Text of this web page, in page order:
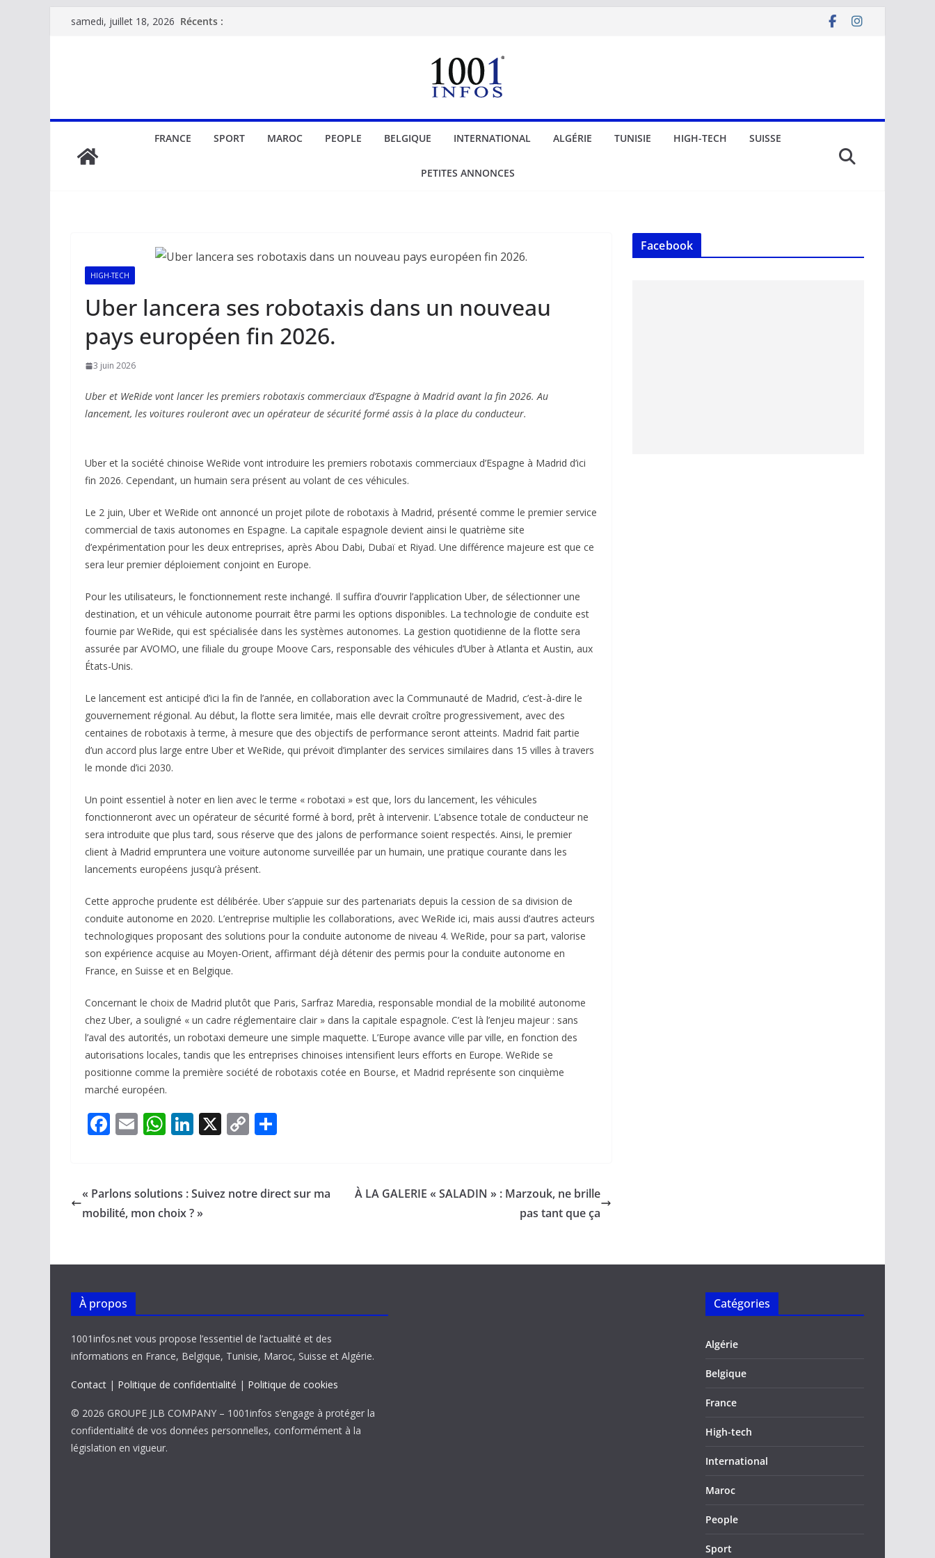
Passersamedi, juillet 18, 2026 Récents :
FRANCE SPORT MAROC PEOPLE BELGIQUE INTERNATIONAL ALGÉRIE TUNISIE HIGH-TECH SUISSE
PETITES ANNONCES
HIGH-TECH
Uber lancera ses robotaxis dans un nouveau
pays européen fin 2026.
3 juin 2026
Uber et WeRide vont lancer les premiers robotaxis commerciaux d’Espagne à Madrid avant la fin 2026. Au
lancement, les voitures rouleront avec un opérateur de sécurité formé assis à la place du conducteur.
Uber et la société chinoise WeRide vont introduire les premiers robotaxis commerciaux d’Espagne à Madrid d’ici
fin 2026. Cependant, un humain sera présent au volant de ces véhicules.
Le 2 juin, Uber et WeRide ont annoncé un projet pilote de robotaxis à Madrid, présenté comme le premier service
commercial de taxis autonomes en Espagne. La capitale espagnole devient ainsi le quatrième site
d’expérimentation pour les deux entreprises, après Abou Dabi, Dubaï et Riyad. Une différence majeure est que ce
sera leur premier déploiement conjoint en Europe.
Pour les utilisateurs, le fonctionnement reste inchangé. Il suffira d’ouvrir l’application Uber, de sélectionner une
destination, et un véhicule autonome pourrait être parmi les options disponibles. La technologie de conduite est
fournie par WeRide, qui est spécialisée dans les systèmes autonomes. La gestion quotidienne de la flotte sera
assurée par AVOMO, une filiale du groupe Moove Cars, responsable des véhicules d’Uber à Atlanta et Austin, aux
États-Unis.
Le lancement est anticipé d’ici la fin de l’année, en collaboration avec la Communauté de Madrid, c’est-à-dire le
gouvernement régional. Au début, la flotte sera limitée, mais elle devrait croître progressivement, avec des
centaines de robotaxis à terme, à mesure que des objectifs de performance seront atteints. Madrid fait partie
d’un accord plus large entre Uber et WeRide, qui prévoit d’implanter des services similaires dans 15 villes à travers
le monde d’ici 2030.
Un point essentiel à noter en lien avec le terme « robotaxi » est que, lors du lancement, les véhicules
fonctionneront avec un opérateur de sécurité formé à bord, prêt à intervenir. L’absence totale de conducteur ne
sera introduite que plus tard, sous réserve que des jalons de performance soient respectés. Ainsi, le premier
client à Madrid empruntera une voiture autonome surveillée par un humain, une pratique courante dans les
lancements européens jusqu’à présent.
Cette approche prudente est délibérée. Uber s’appuie sur des partenariats depuis la cession de sa division de
conduite autonome en 2020. L’entreprise multiplie les collaborations, avec WeRide ici, mais aussi d’autres acteurs
technologiques proposant des solutions pour la conduite autonome de niveau 4. WeRide, pour sa part, valorise
son expérience acquise au Moyen-Orient, affirmant déjà détenir des permis pour la conduite autonome en
France, en Suisse et en Belgique.
Concernant le choix de Madrid plutôt que Paris, Sarfraz Maredia, responsable mondial de la mobilité autonome
chez Uber, a souligné « un cadre réglementaire clair » dans la capitale espagnole. C’est là l’enjeu majeur : sans
l’aval des autorités, un robotaxi demeure une simple maquette. L’Europe avance ville par ville, en fonction des
autorisations locales, tandis que les entreprises chinoises intensifient leurs efforts en Europe. WeRide se
positionne comme la première société de robotaxis cotée en Bourse, et Madrid représente son cinquième
marché européen.
F
b
o
k
E
l
W
s
A
p
Li
e
dI
X C
y
k
g
« Parlons solutions : Suivez notre direct sur ma
mobilité, mon choix ? »
À LA GALERIE « SALADIN » : Marzouk, ne brille
pas tant que ça
Facebook
À propos
1001infos.net vous propose l’essentiel de l’actualité et des
informations en France, Belgique, Tunisie, Maroc, Suisse et Algérie.
Contact | Politique de confidentialité | Politique de cookies
© 2026 GROUPE JLB COMPANY – 1001infos s’engage à protéger la
confidentialité de vos données personnelles, conformément à la
législation en vigueur.
Catégories
Algérie
Belgique
France
High-tech
International
Maroc
People
Sport